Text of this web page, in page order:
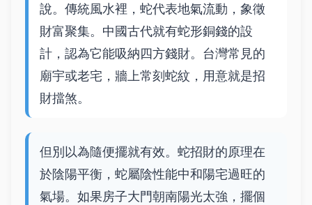
說。傳統風水裡，蛇代表地氣流動，象徵
財富聚集。中國古代就有蛇形銅錢的設
計，認為它能吸納四方錢財。台灣常見的
廟宇或老宅，牆上常刻蛇紋，用意就是招
財擋煞。
但別以為隨便擺就有效。蛇招財的原理在
於陰陽平衡，蛇屬陰性能中和陽宅過旺的
氣場。如果房子大門朝南陽光太強，擺個